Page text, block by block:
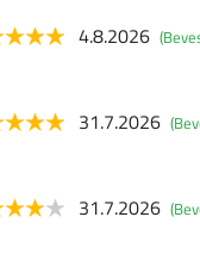
4.8.2026
31.7.2026
31.7.2026